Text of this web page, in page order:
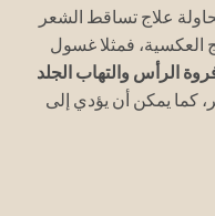
علاج تساقط الشعر
العكسية، فمثلا غسول
الرأس والتهاب الجلد
كما يمكن أن يؤدي إلى